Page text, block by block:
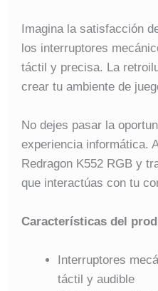
Imagina la satisfacción
los interruptores
táctil y precisa. La
crear tu ambiente de
No dejes pasar la
experiencia informática.
Redragon K552 RGB y
que interactúas con tu
Características del
Interruptores
táctil y audible